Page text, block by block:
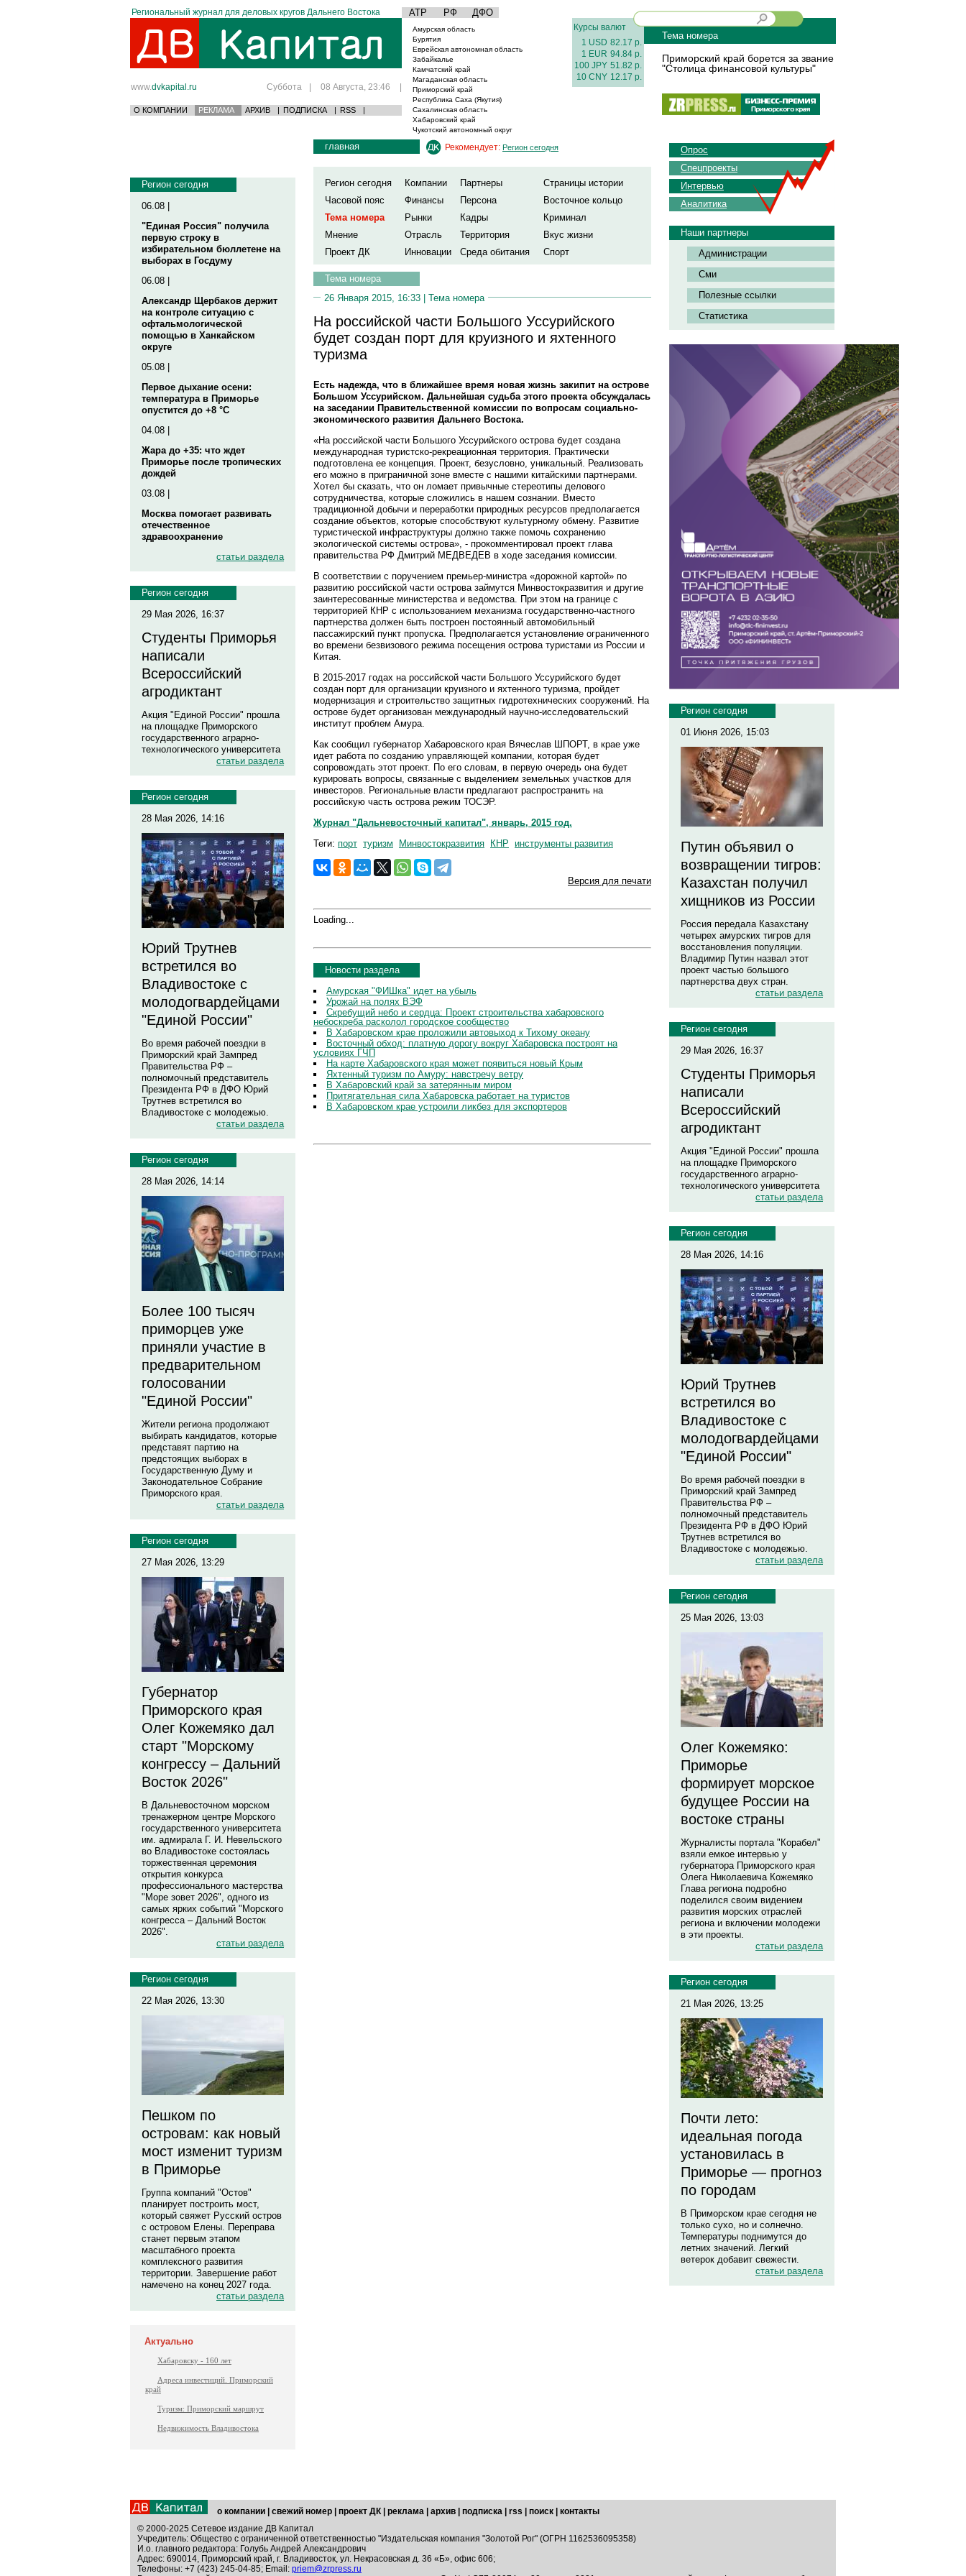
Региональный журнал для деловых кругов Дальнего Востока АТР РФ ДФО
www.dvkapital.ru Суббота | 08 Августа, 23:46 |
О КОМПАНИИ РЕКЛАМА АРХИВ | ПОДПИСКА | RSS |
Амурская область
Бурятия
Еврейская автономная область
Забайкалье
Камчатский край
Магаданская область
Приморский край
Республика Саха (Якутия)
Сахалинская область
Хабаровский край
Чукотский автономный округ
Курсы валют
1 USD 82.17 р.
1 EUR 94.84 р.
100 JPY 51.82 р.
10 CNY 12.17 р.
Тема номера
Приморский край борется за звание
"Столица финансовой культуры"
Регион сегодня
06.08 |
"Единая Россия" получила
первую строку в
избирательном бюллетене на
выборах в Госдуму
06.08 |
Александр Щербаков держит
на контроле ситуацию с
офтальмологической
помощью в Ханкайском
округе
05.08 |
Первое дыхание осени:
температура в Приморье
опустится до +8 °C
04.08 |
Жара до +35: что ждет
Приморье после тропических
дождей
03.08 |
Москва помогает развивать
отечественное
здравоохранение
статьи раздела
Регион сегодня
29 Мая 2026, 16:37
Студенты Приморья
написали
Всероссийский
агродиктант
Акция "Единой России" прошла
на площадке Приморского
государственного аграрно-
технологического университета
статьи раздела
Регион сегодня
28 Мая 2026, 14:16
Юрий Трутнев
встретился во
Владивостоке с
молодогвардейцами
"Единой России"
Во время рабочей поездки в
Приморский край Зампред
Правительства РФ –
полномочный представитель
Президента РФ в ДФО Юрий
Трутнев встретился во
Владивостоке с молодежью.
статьи раздела
Регион сегодня
28 Мая 2026, 14:14
Более 100 тысяч
приморцев уже
приняли участие в
предварительном
голосовании
"Единой России"
Жители региона продолжают
выбирать кандидатов, которые
представят партию на
предстоящих выборах в
Государственную Думу и
Законодательное Собрание
Приморского края.
статьи раздела
Регион сегодня
27 Мая 2026, 13:29
Губернатор
Приморского края
Олег Кожемяко дал
старт "Морскому
конгрессу – Дальний
Восток 2026"
В Дальневосточном морском
тренажерном центре Морского
государственного университета
им. адмирала Г. И. Невельского
во Владивостоке состоялась
торжественная церемония
открытия конкурса
профессионального мастерства
"Море зовет 2026", одного из
самых ярких событий "Морского
конгресса – Дальний Восток
2026".
статьи раздела
Регион сегодня
22 Мая 2026, 13:30
Пешком по
островам: как новый
мост изменит туризм
в Приморье
Группа компаний "Остов"
планирует построить мост,
который свяжет Русский остров
с островом Елены. Переправа
станет первым этапом
масштабного проекта
комплексного развития
территории. Завершение работ
намечено на конец 2027 года.
статьи раздела
Актуально
Хабаровску - 160 лет
Адреса инвестиций. Приморский
край
Туризм: Приморский маршрут
Недвижимость Владивостока
главная Рекомендует: Регион сегодня
Регион сегодня Компании Партнеры
Страницы истории
Часовой пояс
Финансы Персона
Восточное кольцо
Тема номера
Рынки Кадры
Криминал
Мнение
Отрасль Территория
Вкус жизни
Проект ДК
Инновации Среда обитания Спорт
Тема номера
26 Января 2015, 16:33 | Тема номера
На российской части Большого Уссурийского
будет создан порт для круизного и яхтенного
туризма
Есть надежда, что в ближайшее время новая жизнь закипит на острове
Большом Уссурийском. Дальнейшая судьба этого проекта обсуждалась
на заседании Правительственной комиссии по вопросам социально-
экономического развития Дальнего Востока.
«На российской части Большого Уссурийского острова будет создана
международная туристско-рекреационная территория. Практически
подготовлена ее концепция. Проект, безусловно, уникальный. Реализовать
его можно в приграничной зоне вместе с нашими китайскими партнерами.
Хотел бы сказать, что он ломает привычные стереотипы делового
сотрудничества, которые сложились в нашем сознании. Вместо
традиционной добычи и переработки природных ресурсов предполагается
создание объектов, которые способствуют культурному обмену. Развитие
туристической инфраструктуры должно также помочь сохранению
экологической системы острова», - прокомментировал проект глава
правительства РФ Дмитрий МЕДВЕДЕВ в ходе заседания комиссии.
В соответствии с поручением премьер-министра «дорожной картой» по
развитию российской части острова займутся Минвостокразвития и другие
заинтересованные министерства и ведомства. При этом на границе с
территорией КНР с использованием механизма государственно-частного
партнерства должен быть построен постоянный автомобильный
пассажирский пункт пропуска. Предполагается установление ограниченного
во времени безвизового режима посещения острова туристами из России и
Китая.
В 2015-2017 годах на российской части Большого Уссурийского будет
создан порт для организации круизного и яхтенного туризма, пройдет
модернизация и строительство защитных гидротехнических сооружений. На
острове будет организован международный научно-исследовательский
институт проблем Амура.
Как сообщил губернатор Хабаровского края Вячеслав ШПОРТ, в крае уже
идет работа по созданию управляющей компании, которая будет
сопровождать этот проект. По его словам, в первую очередь она будет
курировать вопросы, связанные с выделением земельных участков для
инвесторов. Региональные власти предлагают распространить на
российскую часть острова режим ТОСЭР.
Журнал "Дальневосточный капитал", январь, 2015 год.
Теги: порт туризм Минвостокразвития КНР инструменты развития
Версия для печати
Loading...
Новости раздела
Амурская "ФИШка" идет на убыль
Урожай на полях ВЭФ
Скребущий небо и сердца: Проект строительства хабаровского
небоскреба расколол городское сообщество
В Хабаровском крае проложили автовыход к Тихому океану
Восточный обход: платную дорогу вокруг Хабаровска построят на
условиях ГЧП
На карте Хабаровского края может появиться новый Крым
Яхтенный туризм по Амуру: навстречу ветру
В Хабаровский край за затерянным миром
Притягательная сила Хабаровска работает на туристов
В Хабаровском крае устроили ликбез для экспортеров
Опрос
Спецпроекты
Интервью
Аналитика
Наши партнеры
Администрации
Сми
Полезные ссылки
Статистика
Регион сегодня
01 Июня 2026, 15:03
Путин объявил о
возвращении тигров:
Казахстан получил
хищников из России
Россия передала Казахстану
четырех амурских тигров для
восстановления популяции.
Владимир Путин назвал этот
проект частью большого
партнерства двух стран.
статьи раздела
Регион сегодня
29 Мая 2026, 16:37
Студенты Приморья
написали
Всероссийский
агродиктант
Акция "Единой России" прошла
на площадке Приморского
государственного аграрно-
технологического университета
статьи раздела
Регион сегодня
28 Мая 2026, 14:16
Юрий Трутнев
встретился во
Владивостоке с
молодогвардейцами
"Единой России"
Во время рабочей поездки в
Приморский край Зампред
Правительства РФ –
полномочный представитель
Президента РФ в ДФО Юрий
Трутнев встретился во
Владивостоке с молодежью.
статьи раздела
Регион сегодня
25 Мая 2026, 13:03
Олег Кожемяко:
Приморье
формирует морское
будущее России на
востоке страны
Журналисты портала "Корабел"
взяли емкое интервью у
губернатора Приморского края
Олега Николаевича Кожемяко
Глава региона подробно
поделился своим видением
развития морских отраслей
региона и включении молодежи
в эти проекты.
статьи раздела
Регион сегодня
21 Мая 2026, 13:25
Почти лето:
идеальная погода
установилась в
Приморье — прогноз
по городам
В Приморском крае сегодня не
только сухо, но и солнечно.
Температуры поднимутся до
летних значений. Легкий
ветерок добавит свежести.
статьи раздела
о компании свежий номер проект ДК реклама архив подписка rss поиск
контакты
© 2000-2025 Сетевое издание ДВ Капитал
Учредитель: Общество с ограниченной ответственностью "Издательская компания "Золотой Рог" (ОГРН 1162536095358)
И.о. главного редактора: Голубь Андрей Александрович
Адрес: 690014, Приморский край, г. Владивосток, ул. Некрасовская д. 36 «Б», офис 606;
Телефоны: +7 (423) 245-04-85; Email: priem@zrpress.ru